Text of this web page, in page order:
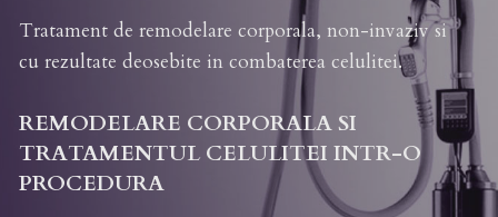
Tratament de remodelare corporala, non-invaziv si
cu rezultate deosebite in combaterea celulitei.
REMODELARE CORPORALA SI
TRATAMENTUL CELULITEI INTR-O
PROCEDURA